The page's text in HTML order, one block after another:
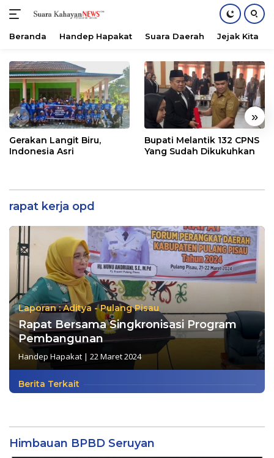
konten
Beranda Handep Hapakat Suara Daerah Jejak Kita
« »
Gerakan Langit Biru,
Indonesia Asri
Bupati Melantik 132 CPNS
Yang Sudah Dikukuhkan
rapat kerja opd
Laporan : Aditya - Pulang Pisau
Rapat Bersama Singkronisasi Program
Pembangunan
Handep Hapakat | 22 Maret 2024
Berita Terkait
Himbauan BPBD Seruyan